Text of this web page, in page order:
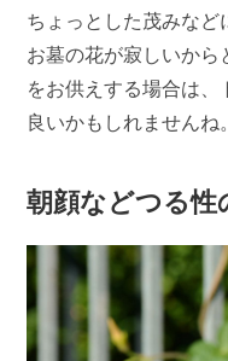
ちょっとした茂みなど
お墓の花が寂しいから
をお供えする場合は、
良いかもしれませんね。
朝顔などつる性